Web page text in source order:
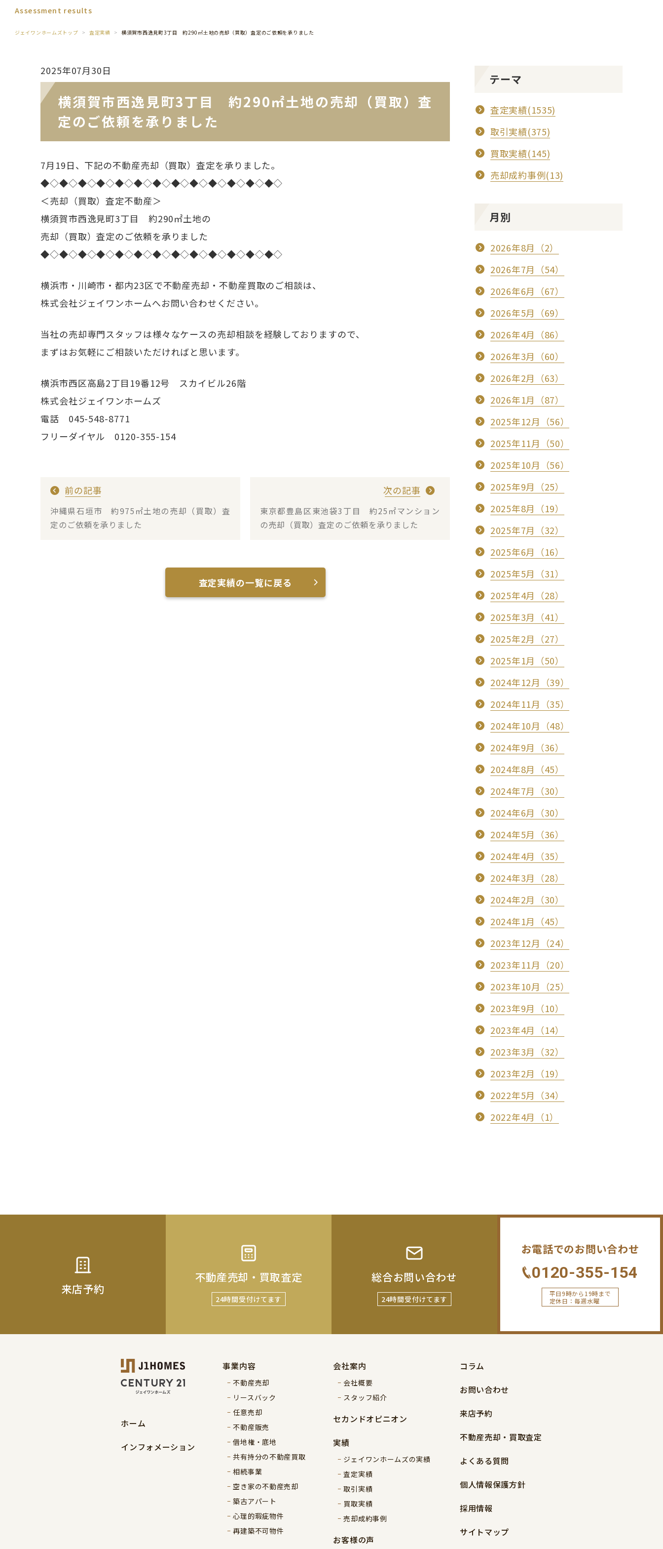
Assessment results
ジェイワンホームズトップ 査定実績 横須賀市西逸見町3丁目 約290㎡土地の売却（買取）査定のご依頼を承りました
2025年07月30日
横須賀市西逸見町3丁目 約290㎡土地の売却（買取）査
定のご依頼を承りました
7月19日、下記の不動産売却（買取）査定を承りました。
◆◇◆◇◆◇◆◇◆◇◆◇◆◇◆◇◆◇◆◇◆◇◆◇◆◇
＜売却（買取）査定不動産＞
横須賀市西逸見町3丁目 約290㎡土地の
売却（買取）査定のご依頼を承りました
◆◇◆◇◆◇◆◇◆◇◆◇◆◇◆◇◆◇◆◇◆◇◆◇◆◇
横浜市・川崎市・都内23区で不動産売却・不動産買取のご相談は、
株式会社ジェイワンホームへお問い合わせください。
当社の売却専門スタッフは様々なケースの売却相談を経験しておりますので、
まずはお気軽にご相談いただければと思います。
横浜市西区高島2丁目19番12号 スカイビル26階
株式会社ジェイワンホームズ
電話 045-548-8771
フリーダイヤル 0120-355-154
前の記事
沖縄県石垣市 約975㎡土地の売却（買取）査
定のご依頼を承りました
次の記事
東京都豊島区東池袋3丁目 約25㎡マンション
の売却（買取）査定のご依頼を承りました
査定実績の一覧に戻る
テーマ
査定実績(1535)
取引実績(375)
買取実績(145)
売却成約事例(13)
月別
2026年8月（2）
2026年7月（54）
2026年6月（67）
2026年5月（69）
2026年4月（86）
2026年3月（60）
2026年2月（63）
2026年1月（87）
2025年12月（56）
2025年11月（50）
2025年10月（56）
2025年9月（25）
2025年8月（19）
2025年7月（32）
2025年6月（16）
2025年5月（31）
2025年4月（28）
2025年3月（41）
2025年2月（27）
2025年1月（50）
2024年12月（39）
2024年11月（35）
2024年10月（48）
2024年9月（36）
2024年8月（45）
2024年7月（30）
2024年6月（30）
2024年5月（36）
2024年4月（35）
2024年3月（28）
2024年2月（30）
2024年1月（45）
2023年12月（24）
2023年11月（20）
2023年10月（25）
2023年9月（10）
2023年4月（14）
2023年3月（32）
2023年2月（19）
2022年5月（34）
2022年4月（1）
来店予約
不動産売却・買取査定
24時間受付けてます
総合お問い合わせ
24時間受付けてます
お電話でのお問い合わせ
0120-355-154
平日9時から19時まで
定休日：毎週水曜
ホーム
インフォメーション
事業内容
不動産売却
リースバック
任意売却
不動産販売
借地権・底地
共有持分の不動産買取
相続事業
空き家の不動産売却
築古アパート
心理的瑕疵物件
再建築不可物件
会社案内
会社概要
スタッフ紹介
セカンドオピニオン
実績
ジェイワンホームズの実績
査定実績
取引実績
買取実績
売却成約事例
お客様の声
コラム
お問い合わせ
来店予約
不動産売却・買取査定
よくある質問
個人情報保護方針
採用情報
サイトマップ